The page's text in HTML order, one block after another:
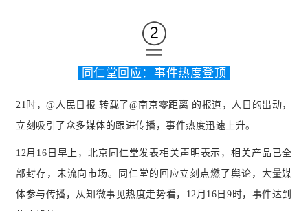
同仁堂回应：事件热度登顶
21时，@人民日报 转载了@南京零距离 的报道，人日的出动，
立刻吸引了众多媒体的跟进传播，事件热度迅速上升。
12月16日早上，北京同仁堂发表相关声明表示，相关产品已全
部封存，未流向市场。同仁堂的回应立刻点燃了舆论，大量媒
体参与传播， 从知微事见热度走势看，12月16日9时，事件达到